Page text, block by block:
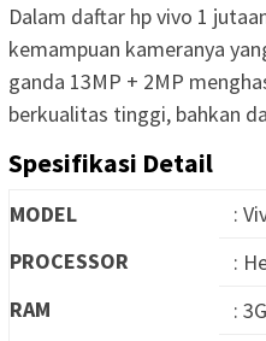
Dalam daftar hp vivo 1
kemampuan kameranya
ganda 13MP + 2MP
berkualitas tinggi, bahkan
Spesifikasi Detail
MODEL
:
PROCESSOR
:
RAM
: